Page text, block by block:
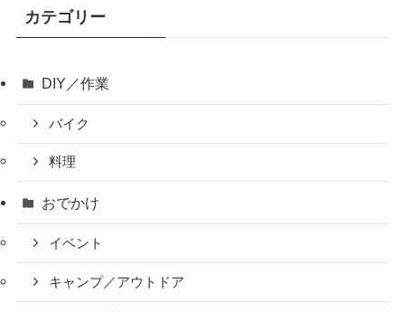
カテゴリー
DIY／作業
バイク
料理
おでかけ
イベント
キャンプ／アウトドア